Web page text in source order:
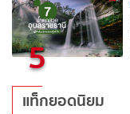
5
แท็กยอดนิยม